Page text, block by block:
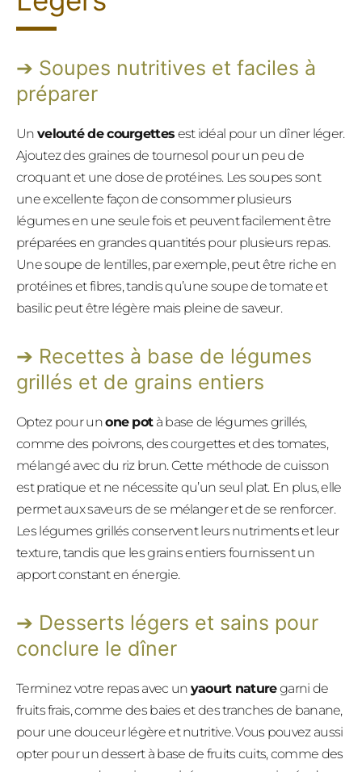
Soupes nutritives et faciles à
préparer
Un velouté de courgettes est idéal pour un dîner léger.
Ajoutez des graines de tournesol pour un peu de
croquant et une dose de protéines. Les soupes sont
une excellente façon de consommer plusieurs
légumes en une seule fois et peuvent facilement être
préparées en grandes quantités pour plusieurs repas.
Une soupe de lentilles, par exemple, peut être riche en
protéines et fibres, tandis qu’une soupe de tomate et
basilic peut être légère mais pleine de saveur.
Recettes à base de légumes
grillés et de grains entiers
Optez pour unone potà base de légumes grillés,
comme des poivrons, des courgettes et des tomates,
mélangé avec du riz brun. Cette méthode de cuisson
est pratique et ne nécessite qu’un seul plat. En plus, elle
permet aux saveurs de se mélanger et de se renforcer.
Les légumes grillés conservent leurs nutriments et leur
texture, tandis que les grains entiers fournissent un
apport constant en énergie.
Desserts légers et sains pour
conclure le dîner
Terminez votre repas avec un yaourt naturegarni de
fruits frais, comme des baies et des tranches de banane,
pour une douceur légère et nutritive. Vous pouvez aussi
opter pour un dessert à base de fruits cuits, comme des